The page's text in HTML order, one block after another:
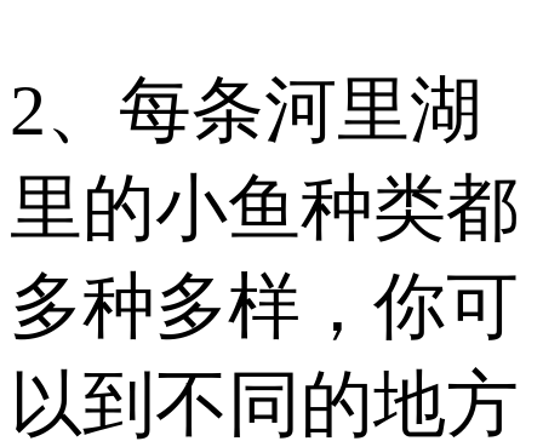
2、每条河里湖
里的小鱼种类都
多种多样，你可
以到不同的地方